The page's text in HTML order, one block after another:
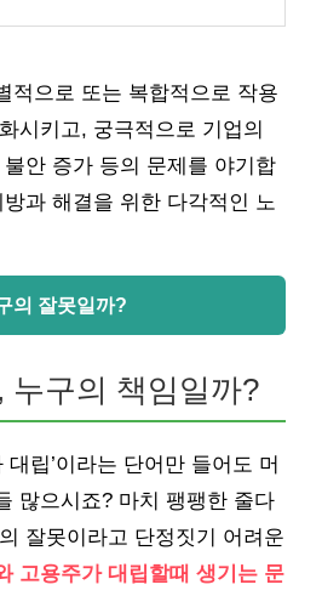
적으로 또는 복합적으로 작용
시키고, 궁극적으로 기업의
안 증가 등의 문제를 야기합
과 해결을 위한 다각적인 노
의 잘못일까?
누구의 책임일까?
대립’이라는 단어만 들어도 머
많으시죠? 마치 팽팽한 줄다
잘못이라고 단정짓기 어려운
고용주가 대립할때 생기는 문